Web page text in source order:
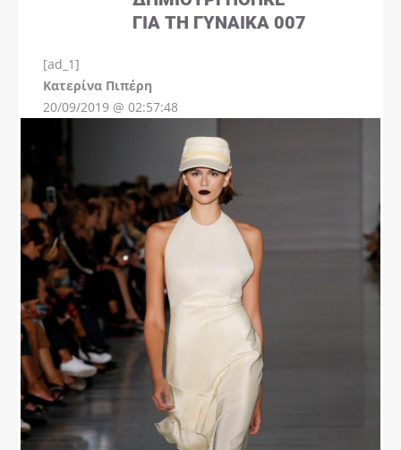
ΓΙΑ ΤΗ ΓΥΝΑΊΚΑ 007
[ad_1]
Kατερίνα Πιπέρη
20/09/2019 @ 02:57:48